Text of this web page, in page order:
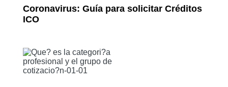
Coronavirus: Guía para solicitar Créditos
ICO